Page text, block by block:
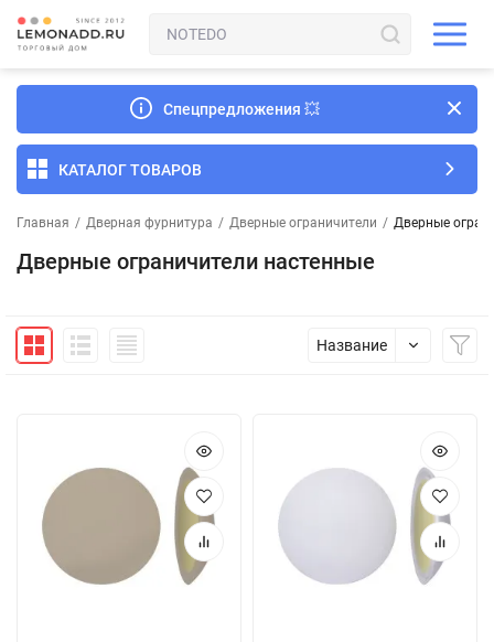
Спецпредложения 💥
КАТАЛОГ ТОВАРОВ
Главная / Дверная фурнитура / Дверные ограничители / Дверные
Дверные ограничители настенные
Название